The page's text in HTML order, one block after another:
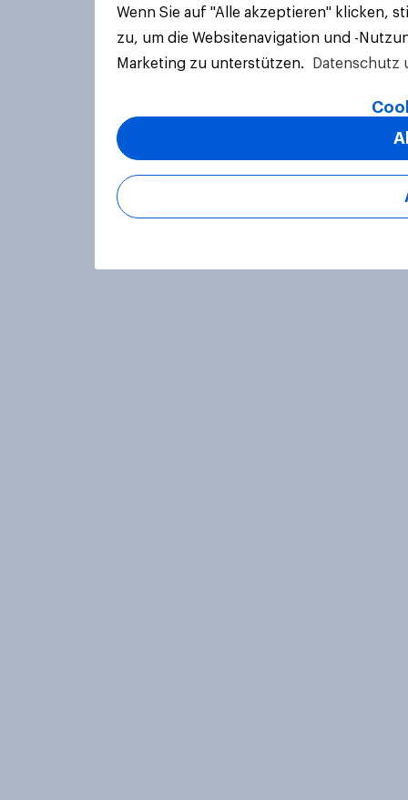
Wenn Sie auf "Alle akzeptieren" klicken,
zu, um die Websitenavigation und -
Marketing zu unterstützen.
Datenschutz